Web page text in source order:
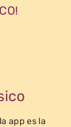
app es la